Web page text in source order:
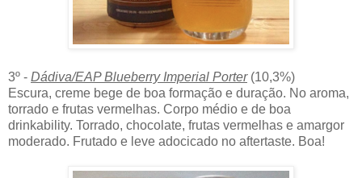
3º - Dádiva/EAP Blueberry Imperial Porter(10,3%)
Escura, creme bege de boa formação e duração. No aroma,
torrado e frutas vermelhas. Corpo médio e de boa
drinkability. Torrado, chocolate, frutas vermelhas e amargor
moderado. Frutado e leve adocicado no aftertaste. Boa!